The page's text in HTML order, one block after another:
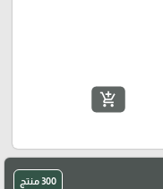
add_shopping_cart
300 منتج